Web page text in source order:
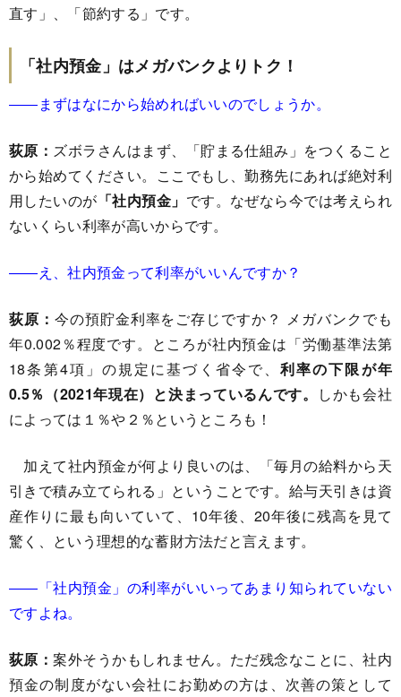
直す」、「節約する」です。
「社内預金」はメガバンクよりトク！
――まずはなにから始めればいいのでしょうか。
荻原： ズボラさんはまず、「貯まる仕組み」をつくること
から始めてください。ここでもし、勤務先にあれば絶対利
用したいのが 「社内預金」 です。なぜなら今では考えられ
ないくらい利率が高いからです。
――え、社内預金って利率がいいんですか？
荻原： 今の預貯金利率をご存じですか？ メガバンクでも
年0.002％程度です。ところが社内預金は「労働基準法第
18条第4項」の規定に基づく省令で、利率の下限が年
0.5％（2021年現在）と決まっているんです。
しかも会社
によっては１％や２％というところも！
加えて社内預金が何より良いのは、「毎月の給料から天
引きで積み立てられる」ということです。給与天引きは資
産作りに最も向いていて、10年後、20年後に残高を見て
驚く、という理想的な蓄財方法だと言えます。
――「社内預金」の利率がいいってあまり知られていない
ですよね。
荻原：案外そうかもしれません。ただ残念なことに、社内
預金の制度がない会社にお勤めの方は、次善の策として